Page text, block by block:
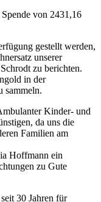
von 2431,16
gestellt werden,
unserer
zu berichten.
in der
sammeln.
Kinder- und
da uns die
Familien am
Hoffmann ein
zu Gute
30 Jahren für